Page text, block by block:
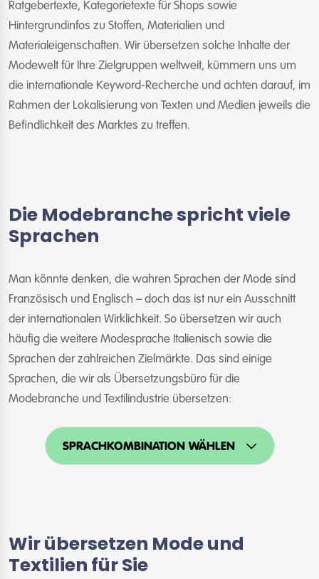
Ratgebertexte, Kategorietexte für Shops sowie
Hintergrundinfos zu Stoffen, Materialien und
Materialeigenschaften. Wir übersetzen solche Inhalte der
Modewelt für Ihre Zielgruppen weltweit, kümmern uns um
die internationale Keyword-Recherche und achten darauf, im
Rahmen der Lokalisierung von Texten und Medien jeweils die
Befindlichkeit des Marktes zu treffen.
Die Modebranche spricht viele
Sprachen
Man könnte denken, die wahren Sprachen der Mode sind
Französisch und Englisch – doch das ist nur ein Ausschnitt
der internationalen Wirklichkeit. So übersetzen wir auch
häufig die weitere Modesprache Italienisch sowie die
Sprachen der zahlreichen Zielmärkte. Das sind einige
Sprachen, die wir als Übersetzungsbüro für die
Modebranche und Textilindustrie übersetzen:
SPRACHKOMBINATION WÄHLEN
Wir übersetzen Mode und
Textilien für Sie